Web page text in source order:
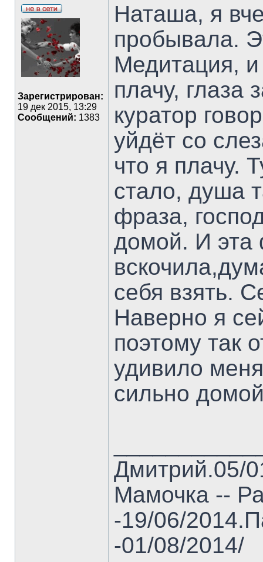
Зарегистрирован:
19 дек 2015, 13:29
Сообщений: 1383
Наташа, я
пробывала.
Медитация, и
плачу, глаза
куратор
уйдёт со
что я плачу.
стало, душа
фраза,
домой. И эта
себя взять.
Наверно я
поэтому так
удивило
сильно
Дмитрий.05/
Мамочка --
-19/06/
-01/08/2014/